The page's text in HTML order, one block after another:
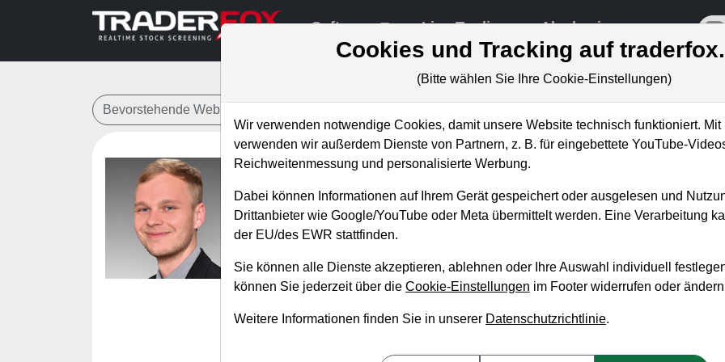
Software Live-Trading Akademie
Bevorstehende Webinare
Antizyklisch in fallende Märkte
Regelwerk ausgewählter Rebound-
Referent:Marvin Herzberger
Marvin Herzberger ist bei TraderFox der verantwortliche Trader für die Trading-
diesem Webinar wird er ausgewählte Rebound-Muster mit ihren Ein- und
Radars die derzeit gut funktionierenden antizyklischen Signale am deutschen,
Cookies und Tracking auf
(Bitte wählen Sie Ihre Cookie-Einstellungen)
Wir verwenden notwendige Cookies, damit unsere Website technisch funktioniert.
verwenden wir außerdem Dienste von Partnern, z. B. für eingebettete YouTube-
Reichweitenmessung und personalisierte Werbung.
Dabei können Informationen auf Ihrem Gerät gespeichert oder ausgelesen und
Drittanbieter wie Google/YouTube oder Meta übermittelt werden. Eine Verarbeitung
der EU/des EWR stattfinden.
Sie können alle Dienste akzeptieren, ablehnen oder Ihre Auswahl individuell
können Sie jederzeit über die Cookie-Einstellungen im Footer widerrufen oder
Weitere Informationen finden Sie in unserer Datenschutzrichtlinie.